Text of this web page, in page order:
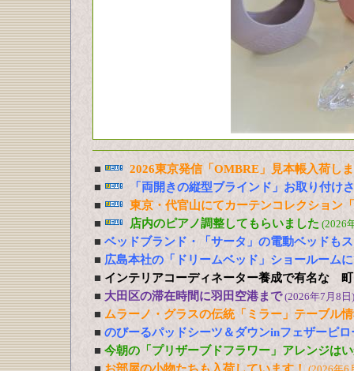
■
2026東京発信「OMBRE」見本帳入荷し
■
「両開きの縦型ブラインド」お取り付け
■
東京・代官山にてカーテンコレクション
■
店内のピアノ調整してもらいました (2026
■ ベッドブランド・「サータ」の電動ベッドも
■ 広島本社の「ドリームベッド」ショールーム
■ インテリアコーディネーター養成で有名な
■ 大田区の滞在時間に羽田空港まで(2026年7月8日)
■ ムラーノ・グラスの伝統「ミラー」テーブル
■ のびーるパッドシーツ＆ダウンinフェザーピ
■ 今朝の「プリザーブドフラワー」アレンジは